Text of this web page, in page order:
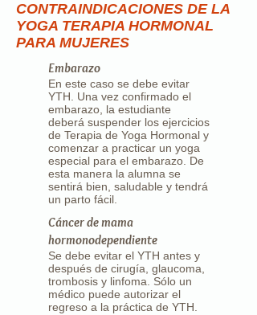
CONTRAINDICACIONES DE LA
YOGA TERAPIA HORMONAL
PARA MUJERES
Embarazo
En este caso se debe evitar
YTH. Una vez confirmado el
embarazo, la estudiante
deberá suspender los ejercicios
de Terapia de Yoga Hormonal y
comenzar a practicar un yoga
especial para el embarazo. De
esta manera la alumna se
sentirá bien, saludable y tendrá
un parto fácil.
Cáncer de mama
hormonodependiente
Se debe evitar el YTH antes y
después de cirugía, glaucoma,
trombosis y linfoma. Sólo un
médico puede autorizar el
regreso a la práctica de YTH.